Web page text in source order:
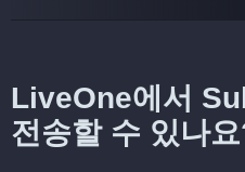
LiveOne에서
전송할 수 있나